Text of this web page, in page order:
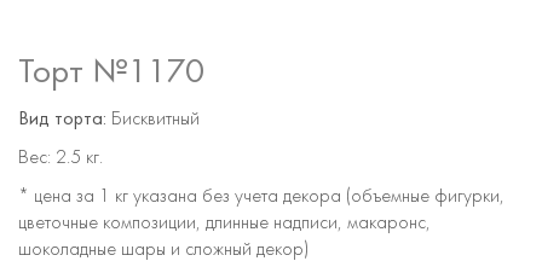
Торт №1170
Вид торта: Бисквитный
Вес: 2.5 кг.
* цена за 1 кг указана без учета декора (объемные фигурки,
цветочные композиции, длинные надписи, макаронс,
шоколадные шары и сложный декор)